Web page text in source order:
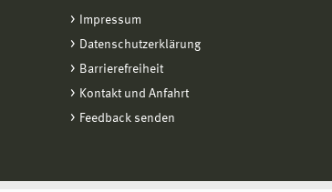
Impressum
Datenschutzerklärung
Barrierefreiheit
Kontakt und Anfahrt
Feedback senden